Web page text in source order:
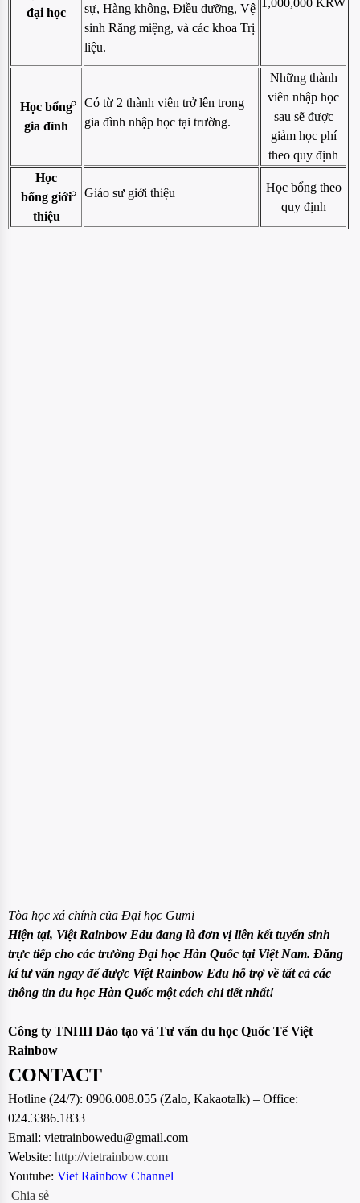
đại học
sự, Hàng không, Điều dưỡng, Vệ
sinh Răng miệng, và các khoa Trị
liệu.
1,000,000 KRW
Học bổng
gia đình
Có từ 2 thành viên trở lên trong
gia đình nhập học tại trường.
Những thành
viên nhập học
sau sẽ được
giảm học phí
theo quy định
Học
bổng giới
thiệu
Giáo sư giới thiệu
Học bổng theo
quy định
Tòa học xá chính của Đại học Gumi
Hiện tại, Việt Rainbow Edu đang là đơn vị liên kết tuyển sinh
trực tiếp cho các trường Đại học Hàn Quốc tại Việt Nam. Đăng
kí tư vấn ngay để được Việt Rainbow Edu hỗ trợ về tất cả các
thông tin du học Hàn Quốc một cách chi tiết nhất!
Công ty TNHH Đào tạo và Tư vấn du học Quốc Tế Việt
Rainbow
CONTACT
Hotline (24/7): 0906.008.055 (Zalo, Kakaotalk) – Office:
024.3386.1833
Email: vietrainbowedu@gmail.com
Website: http://vietrainbow.com
Youtube: Viet Rainbow Channel
Chia sẻ